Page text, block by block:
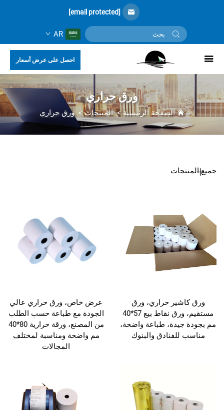
[email protected]
AR
احصل على عرض أسعار
ورق حراري
الصفحة الرئيسية>المنتجات>ورق حراري
جميع المنتجات
ورق كاشير حراري، ورق
مستقيم، ورق نقاط بيع 57*40
مم بجودة جيدة، طباعة واضحة،
مناسب للفنادق والبنوك
عرض خاص، ورق حراري عالي
الجودة مع طباعة حسب الطلب
من المصنع، ورقة حرارية 80*40
مم واضحة ومناسبة لمختلف
المجالات